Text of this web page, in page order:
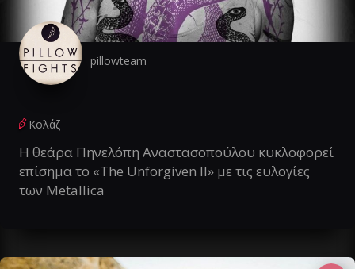
pillowteam
Κολάζ
Η θεάρα Πηνελόπη Αναστασοπούλου κυκλοφορεί
επίσημα το «The Unforgiven II» με τις ευλογίες
των Metallica